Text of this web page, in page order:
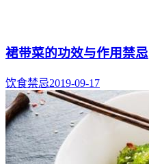
裙带菜的功效与作用禁忌
饮食禁忌2019-09-17